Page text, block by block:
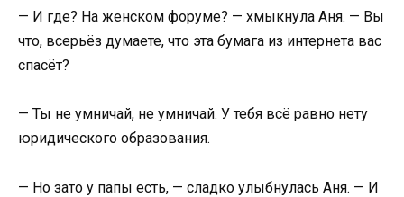
— И где? На женском форуме? — хмыкнула Аня. — Вы
что, всерьёз думаете, что эта бумага из интернета вас
спасёт?
— Ты не умничай, не умничай. У тебя всё равно нету
юридического образования.
— Но зато у папы есть, — сладко улыбнулась Аня. — И